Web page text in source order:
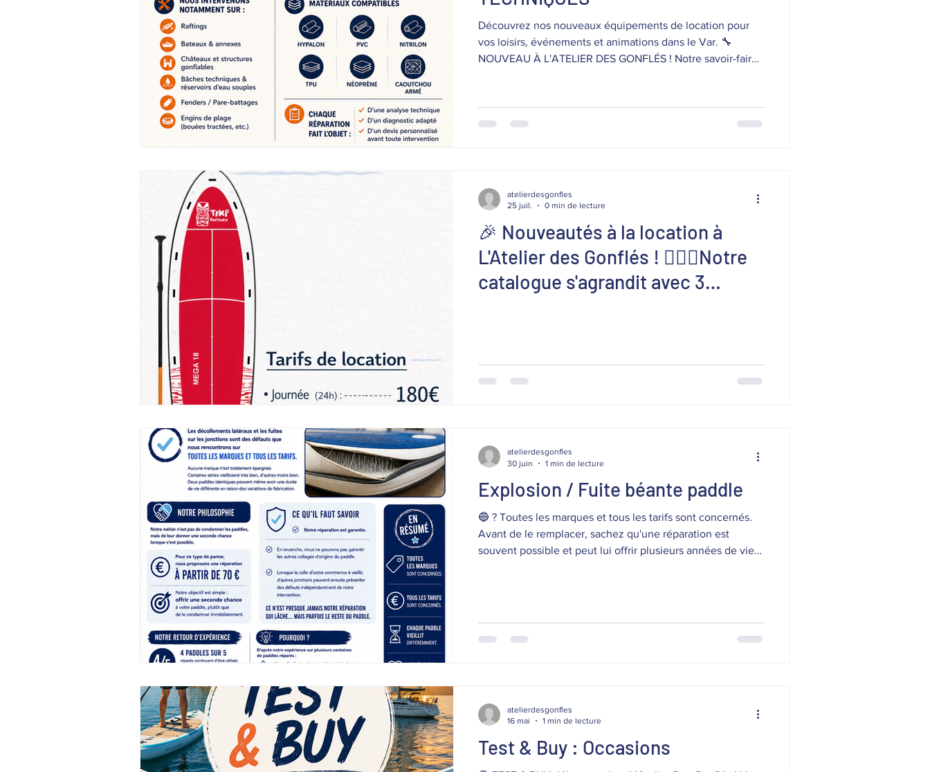
Découvrez nos nouveaux équipements de location pour
vos loisirs, événements et animations dans le Var. 🔧
NOUVEAU À L'ATELIER DES GONFLÉS ! Notre savoir-faire
matériaux souples. ✅ Raftings✅ Bateaux & annexes✅
Châteaux gonflables✅ Bâches techniques et réservoirs
🎉 Nouveautés à la location à
L'Atelier des Gonflés ! 🏄‍♂️🎯Notre
catalogue s'agrandit avec 3
groupes
atelierdesgonfles
25 juil.
0 min de lecture
Explosion / Fuite béante paddle
🔵 ? Toutes les marques et tous les tarifs sont concernés.
Avant de le remplacer, sachez qu'une réparation est
souvent possible et peut lui offrir plusieurs années de vie
chance à votre paddle lorsqu'elle est possible. 📍 La
atelierdesgonfles
30 juin
1 min de lecture
Test & Buy : Occasions
atelierdesgonfles
16 mai
1 min de lecture